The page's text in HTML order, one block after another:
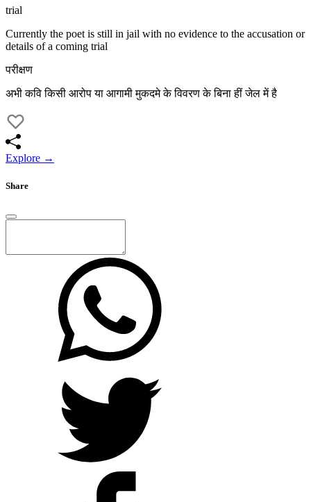
trial
Currently the poet is still in jail with no evidence to the accusation or
details of a coming trial
परीक्षण
अभी कवि किसी आरोप या आगामी मुकदमे के विवरण के बिना हीं जेल में है
Explore →
Share